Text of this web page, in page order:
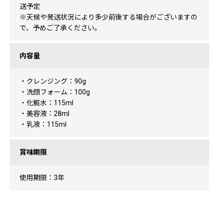
送予定
※天候や発送状況により多少前後する場合がございますの
で、予めご了承ください。
内容量
・クレンジング：90g
・洗顔フォーム：100g
・化粧水：115ml
・美容液：28ml
・乳液：115ml
賞味期限
使用期限：3年